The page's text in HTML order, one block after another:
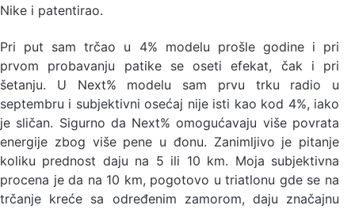
Nike i patentirao.
Pri put sam trčao u 4% modelu prošle godine i pri
prvom probavanju patike se oseti efekat, čak i pri
šetanju. U Next% modelu sam prvu trku radio u
septembru i subjektivni osećaj nije isti kao kod 4%, iako
je sličan. Sigurno da Next% omogućavaju više povrata
energije zbog više pene u đonu. Zanimljivo je pitanje
koliku prednost daju na 5 ili 10 km. Moja subjektivna
procena je da na 10 km, pogotovo u triatlonu gde se na
trčanje kreće sa određenim zamorom, daju značajnu